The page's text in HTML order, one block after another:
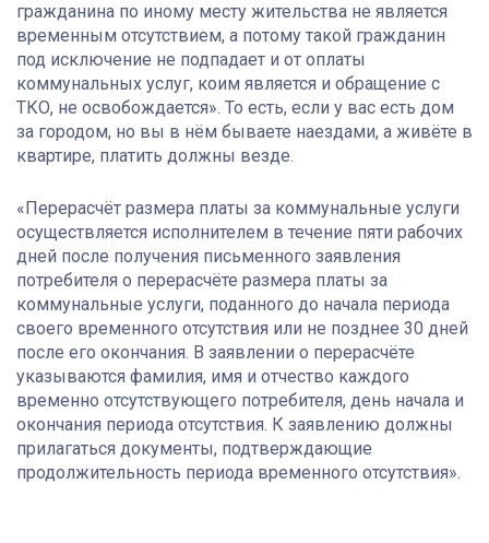
гражданина по иному месту жительства не является
временным отсутствием, а потому такой гражданин
под исключение не подпадает и от оплаты
коммунальных услуг, коим является и обращение с
ТКО, не освобождается». То есть, если у вас есть дом
за городом, но вы в нём бываете наездами, а живёте в
квартире, платить должны везде.
«Перерасчёт размера платы за коммунальные услуги
осуществляется исполнителем в течение пяти рабочих
дней после получения письменного заявления
потребителя о перерасчёте размера платы за
коммунальные услуги, поданного до начала периода
своего временного отсутствия или не позднее 30 дней
после его окончания. В заявлении о перерасчёте
указываются фамилия, имя и отчество каждого
временно отсутствующего потребителя, день начала и
окончания периода отсутствия. К заявлению должны
прилагаться документы, подтверждающие
продолжительность периода временного отсутствия».